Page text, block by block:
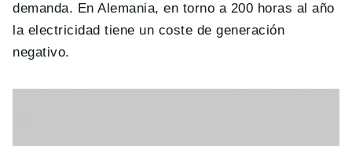
demanda. En Alemania, en torno a 200 horas al año
la electricidad tiene un coste de generación
negativo.